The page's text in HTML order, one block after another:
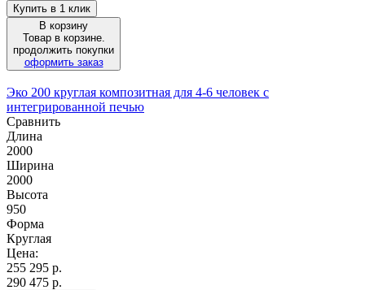
Купить в 1 клик
В корзину
Товар в корзине.
продолжить покупки
оформить заказ
Эко 200 круглая композитная для 4-6 человек с
интегрированной печью
Сравнить
Длина
2000
Ширина
2000
Высота
950
Форма
Круглая
Цена:
255 295 р.
290 475 р.